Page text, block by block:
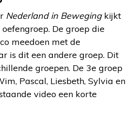
Nederland in Bewegingkijkt
De groep die
meedoen met de
is dit een andere groep. Dit
groepen. De 3e groep
Pascal, Liesbeth, Sylvia en
video een korte